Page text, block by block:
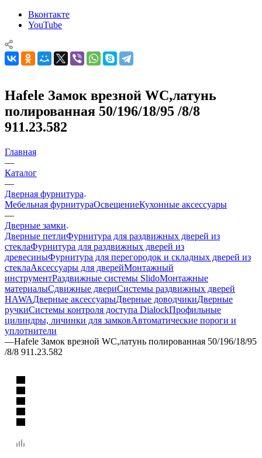
Вконтакте
YouTube
Hafele Замок врезной WC,латунь
полированная 50/196/18/95 /8/8
911.23.582
Главная
—
Каталог
—
Дверная фурнитура
Мебельная фурнитураОсвещениеКухонные аксессуары
—
Дверные замки
Дверные петлиФурнитура для раздвижных дверей из
стеклаФурнитура для раздвижных дверей из
древесиныФурнитура для перегородок и складных дверей из
стеклаАксессуары для дверейМонтажный
инструментРаздвижные системы SlidoМонтажные
материалыСдвижные двериСистемы раздвижных дверей
HAWAДверные аксессуарыДверные доводчикиДверные
ручкиСистемы контроля доступа DialockПрофильные
цилиндры, личинки для замковАвтоматические пороги и
уплотнители
—Hafele Замок врезной WC,латунь полированная 50/196/18/95
/8/8 911.23.582